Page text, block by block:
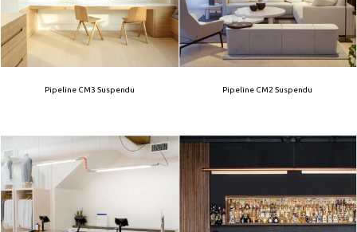
Pipeline CM3 Suspendu Pipeline CM2 Suspendu